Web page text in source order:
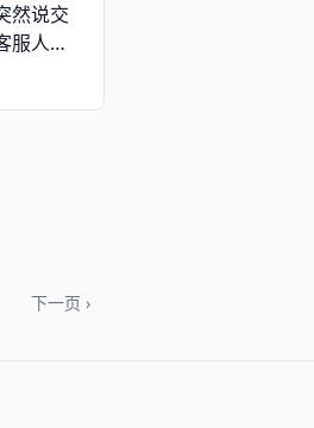
然说交
服人
下一页 ›